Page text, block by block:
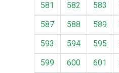
581
582 583
587
588 589
593
594 595
599
600 601